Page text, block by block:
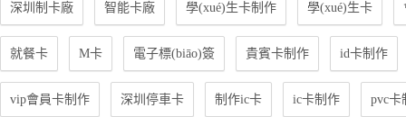
深圳制卡廠 智能卡廠 學(xué)生卡制作 學(xué)生卡
就餐卡 M卡 電子標(biāo)簽 貴賓卡制作 id卡制作
vip會員卡制作 深圳停車卡 制作ic卡 ic卡制作 pvc卡